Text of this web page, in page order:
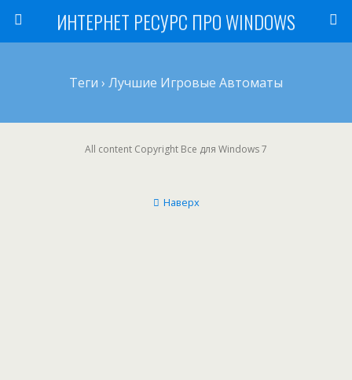
ИНТЕРНЕТ РЕСУРС ПРО WINDOWS
Теги › Лучшие Игровые Автоматы
All content Copyright Все для Windows 7
Наверх